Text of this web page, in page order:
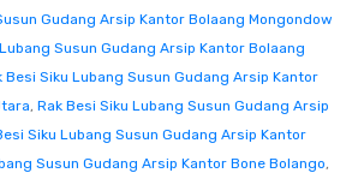
Gudang Arsip Kantor Bolaang Mongondow
Susun Gudang Arsip Kantor Bolaang
Besi Siku Lubang Susun Gudang Arsip Kantor
, Rak Besi Siku Lubang Susun Gudang Arsip
Siku Lubang Susun Gudang Arsip Kantor
Susun Gudang Arsip Kantor Bone Bolango,